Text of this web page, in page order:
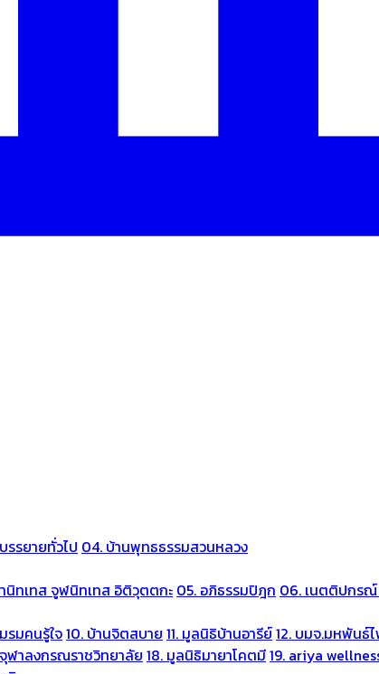
รรยายทั่วไป 04. บ้านพุทธธรรมสวนหลวง
นิทเทส จูฬนิทเทส อิติวุตตกะ 05. อภิธรรมปิฎก 06. เนตติปกรณ์
รมคนรู้ใจ10. บ้านจิตสบาย 11. มูลนิธิบ้านอารีย์12. บมจ.มหพันธ์
ฬาลงกรณราชวิทยาลัย 18. มูลนิธิมายาโคตมี19. ariya